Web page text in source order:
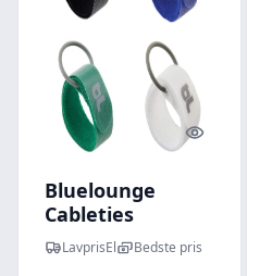
Quick look
Bluelounge
Cableties
kabelbinder, stor
- 6 stk
LavprisEl Bedste pris